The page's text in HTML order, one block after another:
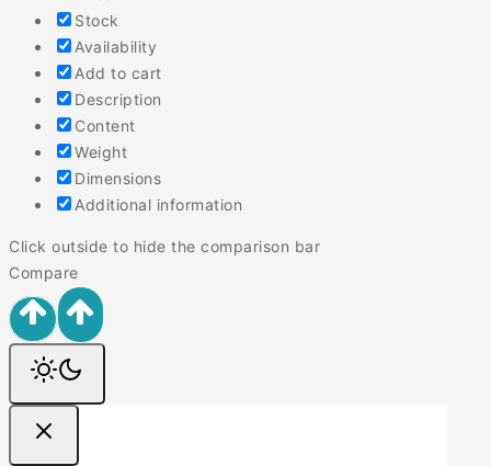
Stock
Availability
Add to cart
Description
Content
Weight
Dimensions
Additional information
Click outside to hide the comparison bar
Compare